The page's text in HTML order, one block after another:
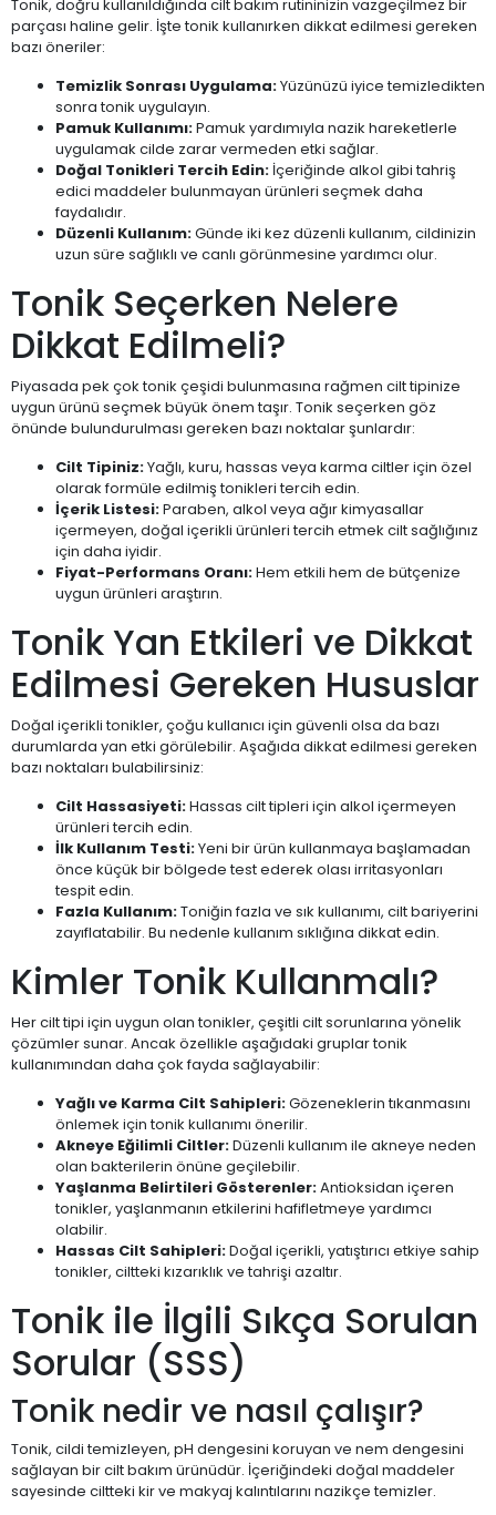
Tonik, doğru kullanıldığında cilt bakım rutininizin vazgeçilmez bir
parçası haline gelir. İşte tonik kullanırken dikkat edilmesi gereken
bazı öneriler:
Temizlik Sonrası Uygulama:Yüzünüzü iyice temizledikten
sonra tonik uygulayın.
Pamuk Kullanımı:Pamuk yardımıyla nazik hareketlerle
uygulamak cilde zarar vermeden etki sağlar.
Doğal Tonikleri Tercih Edin: İçeriğinde alkol gibi tahriş
edici maddeler bulunmayan ürünleri seçmek daha
faydalıdır.
Düzenli Kullanım:Günde iki kez düzenli kullanım, cildinizin
uzun süre sağlıklı ve canlı görünmesine yardımcı olur.
Tonik Seçerken Nelere
Dikkat Edilmeli?
Piyasada pek çok tonik çeşidi bulunmasına rağmen cilt tipinize
uygun ürünü seçmek büyük önem taşır. Tonik seçerken göz
önünde bulundurulması gereken bazı noktalar şunlardır:
Cilt Tipiniz:Yağlı, kuru, hassas veya karma ciltler için özel
olarak formüle edilmiş tonikleri tercih edin.
İçerik Listesi:Paraben, alkol veya ağır kimyasallar
içermeyen, doğal içerikli ürünleri tercih etmek cilt sağlığınız
için daha iyidir.
Fiyat-Performans Oranı:Hem etkili hem de bütçenize
uygun ürünleri araştırın.
Tonik Yan Etkileri ve Dikkat
Edilmesi Gereken Hususlar
Doğal içerikli tonikler, çoğu kullanıcı için güvenli olsa da bazı
durumlarda yan etki görülebilir. Aşağıda dikkat edilmesi gereken
bazı noktaları bulabilirsiniz:
Cilt Hassasiyeti:Hassas cilt tipleri için alkol içermeyen
ürünleri tercih edin.
İlk Kullanım Testi:Yeni bir ürün kullanmaya başlamadan
önce küçük bir bölgede test ederek olası irritasyonları
tespit edin.
Fazla Kullanım:Toniğin fazla ve sık kullanımı, cilt bariyerini
zayıflatabilir. Bu nedenle kullanım sıklığına dikkat edin.
Kimler Tonik Kullanmalı?
Her cilt tipi için uygun olan tonikler, çeşitli cilt sorunlarına yönelik
çözümler sunar. Ancak özellikle aşağıdaki gruplar tonik
kullanımından daha çok fayda sağlayabilir:
Yağlı ve Karma Cilt Sahipleri:Gözeneklerin tıkanmasını
önlemek için tonik kullanımı önerilir.
Akneye Eğilimli Ciltler:Düzenli kullanım ile akneye neden
olan bakterilerin önüne geçilebilir.
Yaşlanma Belirtileri Gösterenler:Antioksidan içeren
tonikler, yaşlanmanın etkilerini hafifletmeye yardımcı
olabilir.
Hassas Cilt Sahipleri:Doğal içerikli, yatıştırıcı etkiye sahip
tonikler, ciltteki kızarıklık ve tahrişi azaltır.
Tonik ile İlgili Sıkça Sorulan
Sorular (SSS)
Tonik nedir ve nasıl çalışır?
Tonik, cildi temizleyen, pH dengesini koruyan ve nem dengesini
sağlayan bir cilt bakım ürünüdür. İçeriğindeki doğal maddeler
sayesinde ciltteki kir ve makyaj kalıntılarını nazikçe temizler.